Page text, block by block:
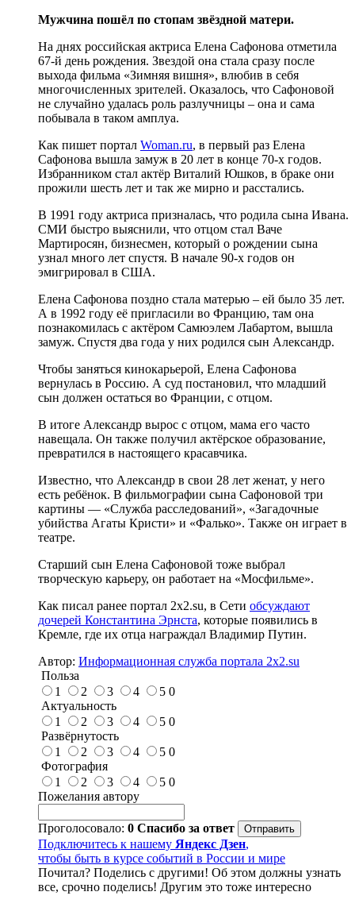
Мужчина пошёл по стопам звёздной матери.
На днях российская актриса Елена Сафонова отметила
67-й день рождения. Звездой она стала сразу после
выхода фильма «Зимняя вишня», влюбив в себя
многочисленных зрителей. Оказалось, что Сафоновой
не случайно удалась роль разлучницы – она и сама
побывала в таком амплуа.
Как пишет портал Woman.ru, в первый раз Елена
Сафонова вышла замуж в 20 лет в конце 70-х годов.
Избранником стал актёр Виталий Юшков, в браке они
прожили шесть лет и так же мирно и расстались.
В 1991 году актриса призналась, что родила сына Ивана.
СМИ быстро выяснили, что отцом стал Ваче
Мартиросян, бизнесмен, который о рождении сына
узнал много лет спустя. В начале 90-х годов он
эмигрировал в США.
Елена Сафонова поздно стала матерью – ей было 35 лет.
А в 1992 году её пригласили во Францию, там она
познакомилась с актёром Самюэлем Лабартом, вышла
замуж. Спустя два года у них родился сын Александр.
Чтобы заняться кинокарьерой, Елена Сафонова
вернулась в Россию. А суд постановил, что младший
сын должен остаться во Франции, с отцом.
В итоге Александр вырос с отцом, мама его часто
навещала. Он также получил актёрское образование,
превратился в настоящего красавчика.
Известно, что Александр в свои 28 лет женат, у него
есть ребёнок. В фильмографии сына Сафоновой три
картины — «Служба расследований», «Загадочные
убийства Агаты Кристи» и «Фалько». Также он играет в
театре.
Старший сын Елена Сафоновой тоже выбрал
творческую карьеру, он работает на «Мосфильме».
Как писал ранее портал 2х2.su, в Сети обсуждают
дочерей Константина Эрнста, которые появились в
Кремле, где их отца награждал Владимир Путин.
Автор: Информационная служба портала 2x2.su
Польза
1
2 3 4 5 0
Актуальность
1
2 3 4 5 0
Развёрнутость
1
2 3 4 5 0
Фотография
1
2 3 4 5 0
Пожелания автору
Проголосовало: 0 Спасибо за ответ
Подключитесь к нашему Яндекс Дзен,
чтобы быть в курсе событий в России и мире
Почитал? Поделись с другими! Об этом должны узнать
все, срочно поделись! Другим это тоже интересно